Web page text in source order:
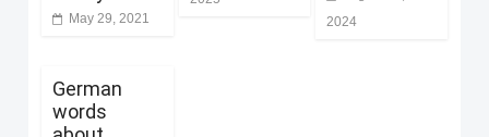
May 29, 2021
2024
German
words